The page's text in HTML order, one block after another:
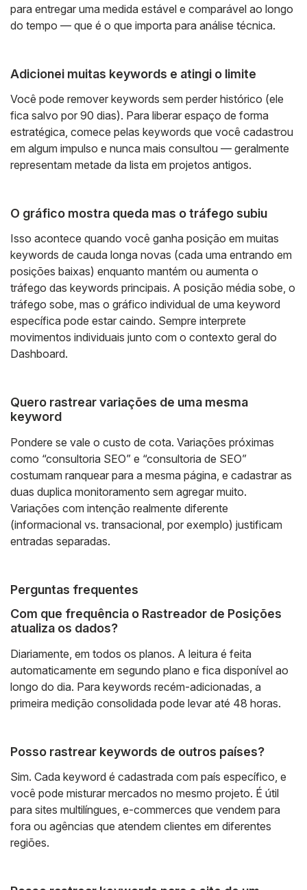
para entregar uma medida estável e comparável ao longo
do tempo — que é o que importa para análise técnica.
Adicionei muitas keywords e atingi o limite
Você pode remover keywords sem perder histórico (ele
fica salvo por 90 dias). Para liberar espaço de forma
estratégica, comece pelas keywords que você cadastrou
em algum impulso e nunca mais consultou — geralmente
representam metade da lista em projetos antigos.
O gráfico mostra queda mas o tráfego subiu
Isso acontece quando você ganha posição em muitas
keywords de cauda longa novas (cada uma entrando em
posições baixas) enquanto mantém ou aumenta o
tráfego das keywords principais. A posição média sobe, o
tráfego sobe, mas o gráfico individual de uma keyword
específica pode estar caindo. Sempre interprete
movimentos individuais junto com o contexto geral do
Dashboard.
Quero rastrear variações de uma mesma
keyword
Pondere se vale o custo de cota. Variações próximas
como “consultoria SEO” e “consultoria de SEO”
costumam ranquear para a mesma página, e cadastrar as
duas duplica monitoramento sem agregar muito.
Variações com intenção realmente diferente
(informacional vs. transacional, por exemplo) justificam
entradas separadas.
Perguntas frequentes
Com que frequência o Rastreador de Posições
atualiza os dados?
Diariamente, em todos os planos. A leitura é feita
automaticamente em segundo plano e fica disponível ao
longo do dia. Para keywords recém-adicionadas, a
primeira medição consolidada pode levar até 48 horas.
Posso rastrear keywords de outros países?
Sim. Cada keyword é cadastrada com país específico, e
você pode misturar mercados no mesmo projeto. É útil
para sites multilíngues, e-commerces que vendem para
fora ou agências que atendem clientes em diferentes
regiões.